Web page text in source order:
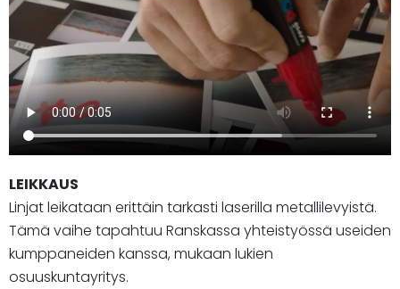
LEIKKAUS
Linjat leikataan erittäin tarkasti laserilla metallilevyistä.
Tämä vaihe tapahtuu Ranskassa yhteistyössä useiden
kumppaneiden kanssa, mukaan lukien
osuuskuntayritys.